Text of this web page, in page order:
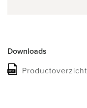
Downloads
Productoverzicht